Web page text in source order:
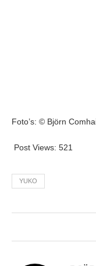
Foto’s: © Björn
Post Views: 521
YUKO